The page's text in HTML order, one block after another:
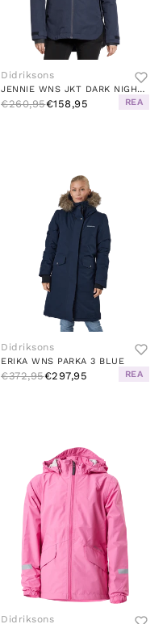
Didriksons
JENNIE WNS JKT DARK NIGHT BLUE
€260,95€158,95 REA
Didriksons
ERIKA WNS PARKA 3 BLUE
€372,95€297,95 REA
Didriksons